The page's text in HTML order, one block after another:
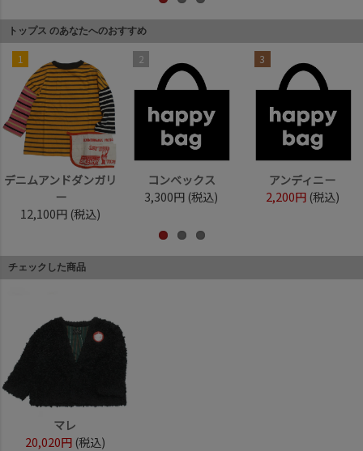
トップス のあなたへのおすすめ
1
デニムアンドダンガリ
ー
12,100円 (税込)
2
コンベックス
3,300円 (税込)
3
アンディニー
2,200円 (税込)
チェックした商品
マレ
20,020円 (税込)